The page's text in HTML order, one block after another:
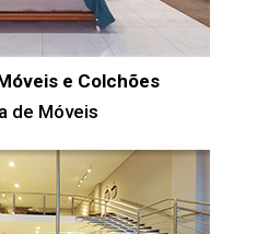
e Colchões
de Móveis